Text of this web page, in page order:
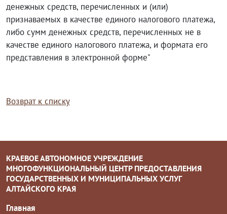
денежных средств, перечисленных и (или)
признаваемых в качестве единого налогового платежа,
либо сумм денежных средств, перечисленных не в
качестве единого налогового платежа, и формата его
представления в электронной форме"
Возврат к списку
КРАЕВОЕ АВТОНОМНОЕ УЧРЕЖДЕНИЕ
МНОГОФУНКЦИОНАЛЬНЫЙ ЦЕНТР ПРЕДОСТАВЛЕНИЯ
ГОСУДАРСТВЕННЫХ И МУНИЦИПАЛЬНЫХ УСЛУГ
АЛТАЙСКОГО КРАЯ
Главная